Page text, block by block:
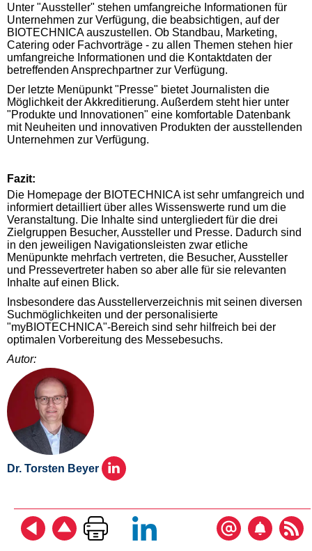
Unter "Aussteller" stehen umfangreiche Informationen für
Unternehmen zur Verfügung, die beabsichtigen, auf der
BIOTECHNICA auszustellen. Ob Standbau, Marketing,
Catering oder Fachvorträge - zu allen Themen stehen hier
umfangreiche Informationen und die Kontaktdaten der
betreffenden Ansprechpartner zur Verfügung.
Der letzte Menüpunkt "Presse" bietet Journalisten die
Möglichkeit der Akkreditierung. Außerdem steht hier unter
"Produkte und Innovationen" eine komfortable Datenbank
mit Neuheiten und innovativen Produkten der ausstellenden
Unternehmen zur Verfügung.
Fazit:
Die Homepage der BIOTECHNICA ist sehr umfangreich und
informiert detailliert über alles Wissenswerte rund um die
Veranstaltung. Die Inhalte sind untergliedert für die drei
Zielgruppen Besucher, Aussteller und Presse. Dadurch sind
in den jeweiligen Navigationsleisten zwar etliche
Menüpunkte mehrfach vertreten, die Besucher, Aussteller
und Pressevertreter haben so aber alle für sie relevanten
Inhalte auf einen Blick.
Insbesondere das Ausstellerverzeichnis mit seinen diversen
Suchmöglichkeiten und der personalisierte
"myBIOTECHNICA"-Bereich sind sehr hilfreich bei der
optimalen Vorbereitung des Messebesuchs.
Autor:
Dr. Torsten Beyer